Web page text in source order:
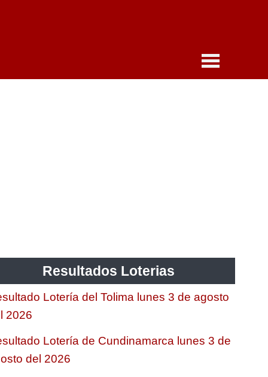
Resultados Loterias
Lotería del Tolima lunes 3 de agosto
2026
Lotería de Cundinamarca lunes 3 de
del 2026